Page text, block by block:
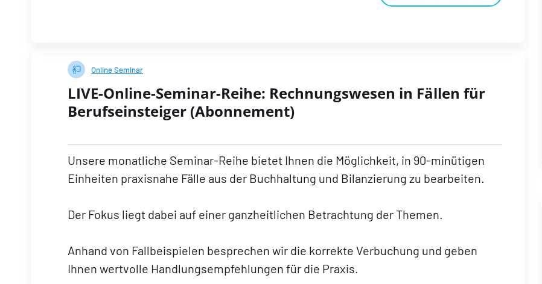
Online Seminar
LIVE-Online-Seminar-Reihe: Rechnungswesen in Fällen für
Berufseinsteiger (Abonnement)
Unsere monatliche Seminar-Reihe bietet Ihnen die Möglichkeit, in 90-minütigen
Einheiten praxisnahe Fälle aus der Buchhaltung und Bilanzierung zu bearbeiten.
Der Fokus liegt dabei auf einer ganzheitlichen Betrachtung der Themen.
Anhand von Fallbeispielen besprechen wir die korrekte Verbuchung und geben
Ihnen wertvolle Handlungsempfehlungen für die Praxis.